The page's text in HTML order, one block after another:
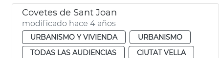
Covetes de Sant Joan
modificado hace 4 años
URBANISMO Y VIVIENDA
URBANISMO
TODAS LAS AUDIENCIAS
CIUTAT VELLA